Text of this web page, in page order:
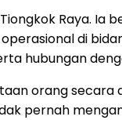
Raya. Ia
di
hubungan
orang secara
pernah